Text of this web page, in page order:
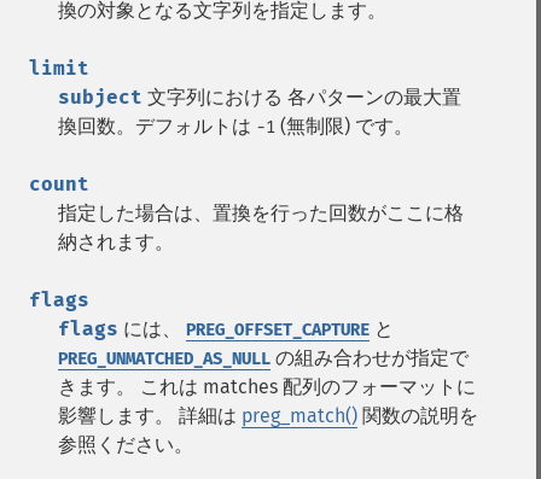
換の対象となる文字列を指定します。
limit
subject 文字列における 各パターンの最大置
換回数。デフォルトは -1 (無制限) です。
count
指定した場合は、置換を行った回数がここに格
納されます。
flags
flags には、 PREG_OFFSET_CAPTURE と
PREG_UNMATCHED_AS_NULL の組み合わせが指定で
きます。 これは matches 配列のフォーマットに
影響します。 詳細は preg_match() 関数の説明を
参照ください。